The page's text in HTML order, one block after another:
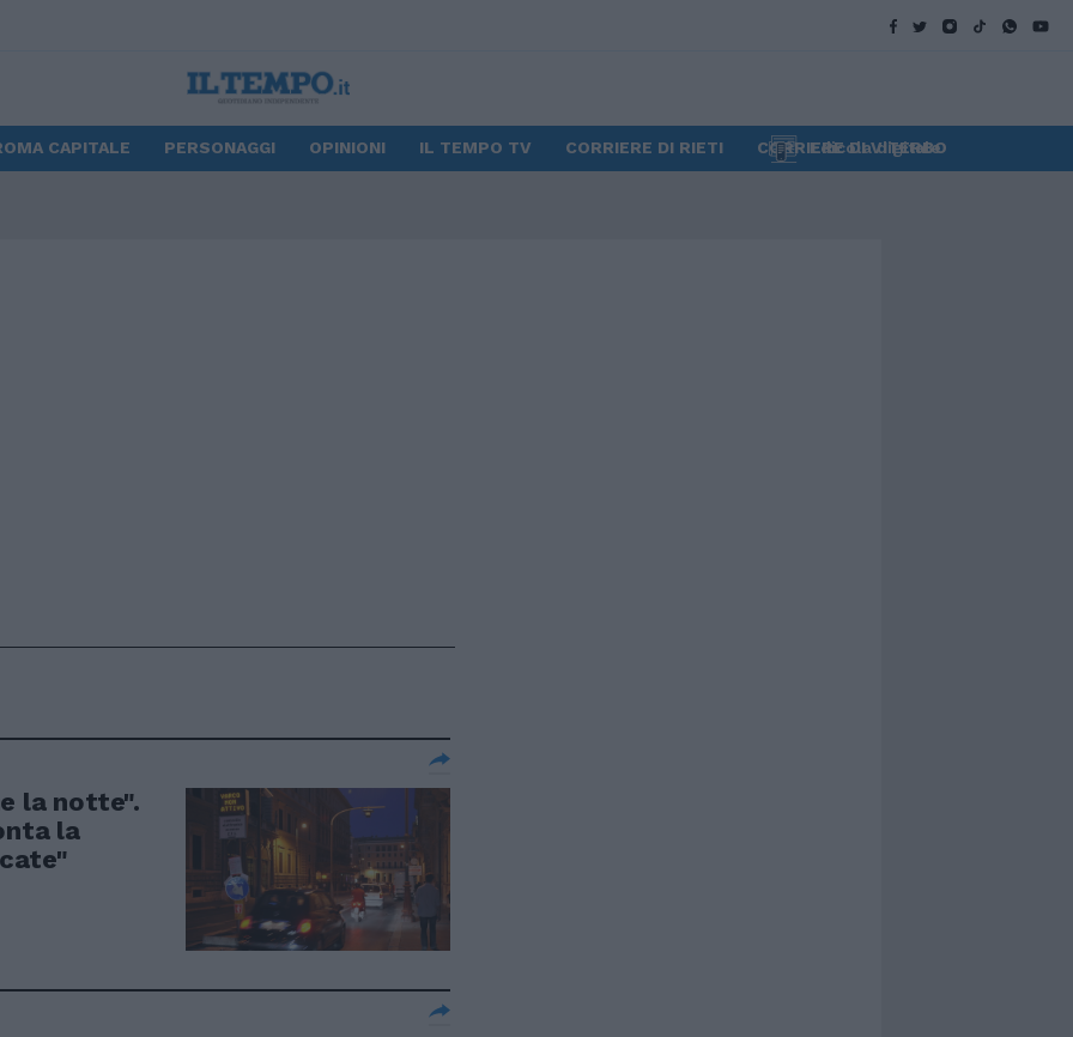
CAPITALE PERSONAGGI OPINIONI IL TEMPO TV CORRIERE DI RIETI CORRIERE DI VITERBO
Edicola digitale
la notte".
la